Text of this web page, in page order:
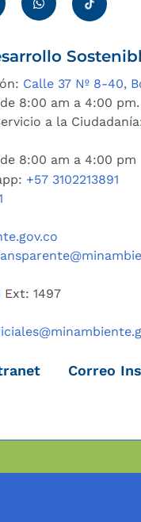
Calle 37 Nº 8-40,
8:00 am a 4:00 pm.
a la
8:00 am a 4:00 pm
+57 3102213891
Ext: 1497
Correo